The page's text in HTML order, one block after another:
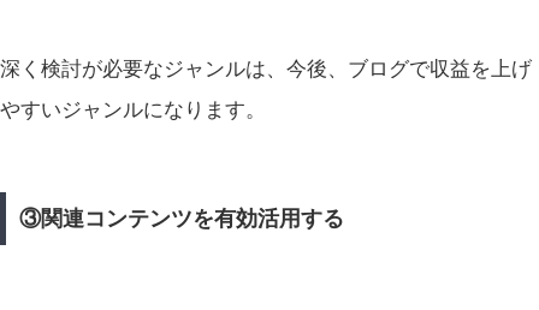
深く検討が必要なジャンルは、今後、ブログで収益を上げ
やすいジャンルになります。
③関連コンテンツを有効活用する